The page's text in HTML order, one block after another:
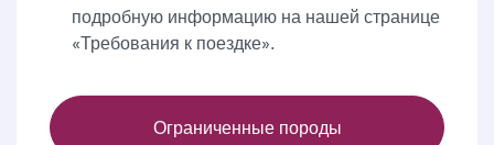
подробную информацию на нашей странице
«Требования к поездке».
Ограниченные породы